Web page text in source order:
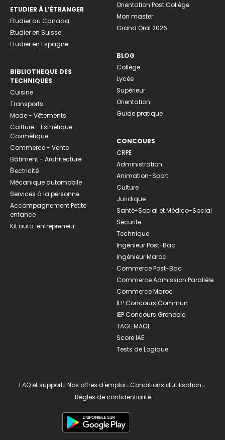
ETUDIER À L’ÉTRANGER
Etudier au Canada
Etudier en Suisse
Etudier en Espagne
BIBLIOTHEQUE DES
TECHNIQUES
Cuisine
Transports
Mode - Vêtements
Coiffure - Esthétique -
Cosmétique
Commerce - Vente
Bâtiment - Architecture
Électricité
Mécanique automobile
Services à la personne
Accompagnement Petite
enfance
Kit auto-entrepreneur
Orientation Post Collège
Mon master
Grand Oral 2026
BLOG
Collège
Lycée
Supérieur
Orientation
Guide pratique
CONCOURS
CRPE
Administration
Animation-Sport
Culture
Juridique
Santé-Social et Médico-Social
Sécurité
Technique
Ingénieur Post-Bac
Ingénieur Maroc
Commerce Post-Bac
Commerce Admission Parallèle
Commerce Maroc
IEP Concours Commun
IEP Concours Grenoble
TAGE MAGE
Score IAE
Tests de Logique
FAQ et support-Nos offres d'emploi-Conditions d'utilisation-
Règles de confidentialité